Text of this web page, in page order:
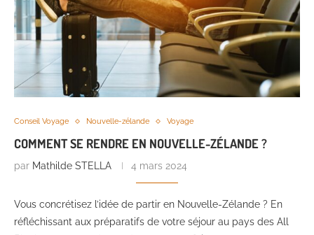
Conseil Voyage Nouvelle-zélande Voyage
COMMENT SE RENDRE EN NOUVELLE-ZÉLANDE ?
par Mathilde STELLA 4 mars 2024
Vous concrétisez l’idée de partir en Nouvelle-Zélande ? En
réfléchissant aux préparatifs de votre séjour au pays des All